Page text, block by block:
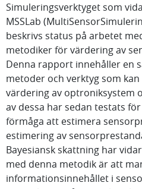
Simuleringsverktyget som
MSSLab
beskrivs status på arbetet
metodiker för värdering av
Denna rapport innehåller en
metoder och verktyg som
värdering av optroniksystem
av dessa har sedan testats
förmåga att estimera
estimering av
Bayesiansk skattning har
med denna metodik är att
informationsinnehållet i